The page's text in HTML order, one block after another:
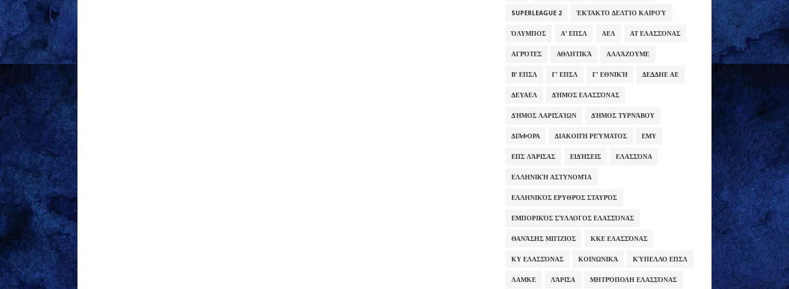
SUPERLEAGUE 2 ΈΚΤΑΚΤΟ ΔΕΛΤΊΟ ΚΑΙΡΟΎ
ΌΛΥΜΠΟΣ Α' ΕΠΣΛ ΑΕΛ ΑΤ ΕΛΑΣΣΌΝΑΣ
ΑΓΡΌΤΕΣ ΑΘΛΗΤΙΚΆ ΑΛΛΆΖΟΥΜΕ
Β' ΕΠΣΛ Γ' ΕΠΣΛ Γ' ΕΘΝΙΚΉ ΔΕΔΔΗΕ ΑΕ
ΔΕΥΑΕΛ ΔΉΜΟΣ ΕΛΑΣΣΌΝΑΣ
ΔΉΜΟΣ ΛΑΡΙΣΑΊΩΝ ΔΉΜΟΣ ΤΥΡΝΆΒΟΥ
ΔΙΆΦΟΡΑ ΔΙΑΚΟΠΉ ΡΕΎΜΑΤΟΣ ΕΜΥ
ΕΠΣ ΛΆΡΙΣΑΣ ΕΙΔΉΣΕΙΣ ΕΛΑΣΣΌΝΑ
ΕΛΛΗΝΙΚΉ ΑΣΤΥΝΟΜΊΑ
ΕΛΛΗΝΙΚΌΣ ΕΡΥΘΡΌΣ ΣΤΑΥΡΌΣ
ΕΜΠΟΡΙΚΌΣ ΣΎΛΛΟΓΟΣ ΕΛΑΣΣΌΝΑΣ
ΘΑΝΆΣΗΣ ΜΠΊΖΙΟΣ ΚΚΕ ΕΛΑΣΣΌΝΑΣ
ΚΥ ΕΛΑΣΣΌΝΑΣ ΚΟΙΝΩΝΙΚΆ ΚΎΠΕΛΛΟ ΕΠΣΛ
ΛΑΜΚΕ ΛΆΡΙΣΑ ΜΗΤΡΌΠΟΛΗ ΕΛΑΣΣΌΝΑΣ